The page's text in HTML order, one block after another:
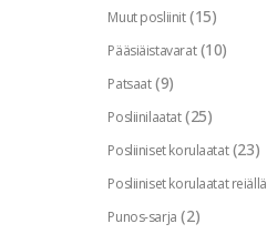
Muut posliinit (15)
Pääsiäistavarat (10)
Patsaat (9)
Posliinilaatat (25)
Posliiniset korulaatat (23)
Posliiniset korulaatat reiällä
Punos-sarja (2)